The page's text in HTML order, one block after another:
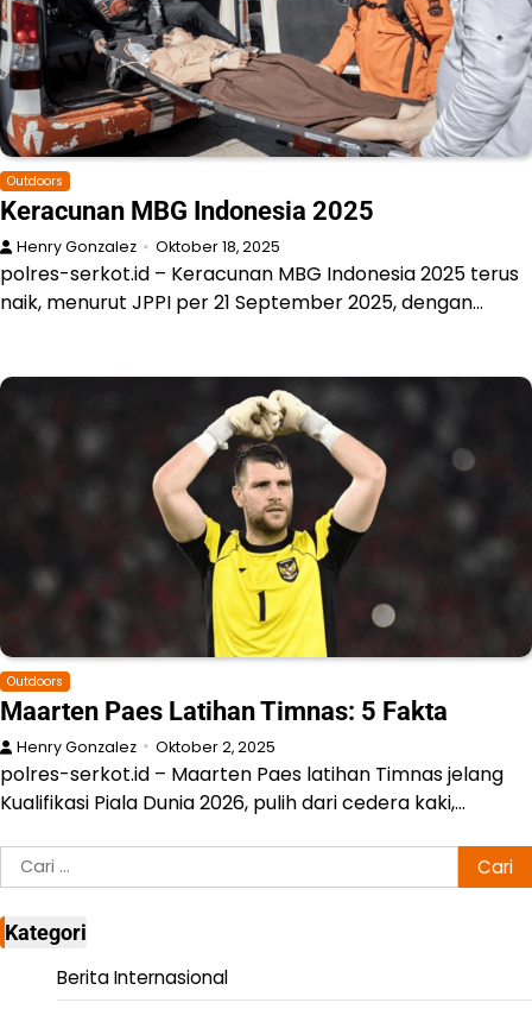
Outdoors
Keracunan MBG Indonesia 2025
Henry Gonzalez Oktober 18, 2025
polres-serkot.id – Keracunan MBG Indonesia 2025 terus
naik, menurut JPPI per 21 September 2025, dengan…
Outdoors
Maarten Paes Latihan Timnas: 5 Fakta
Henry Gonzalez Oktober 2, 2025
polres-serkot.id – Maarten Paes latihan Timnas jelang
Kualifikasi Piala Dunia 2026, pulih dari cedera kaki,…
Cari
untuk:
Kategori
Berita Internasional